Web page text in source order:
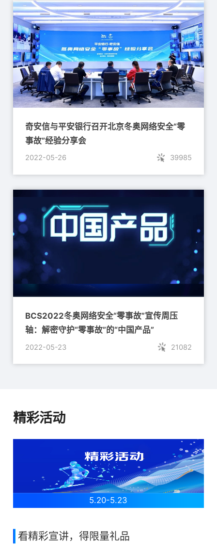
奇安信与平安银行召开北京冬奥网络安全“零
事故”经验分享会
2022-05-26 39985
BCS2022冬奥网络安全“零事故”宣传周压
轴：解密守护“零事故”的“中国产品”
2022-05-23 21082
精彩活动
5.20-5.23
看精彩宣讲，得限量礼品